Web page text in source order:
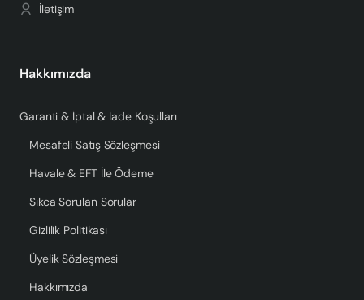
İletişim
Hakkımızda
Garanti & İptal & İade Koşulları
Mesafeli Satış Sözleşmesi
Havale & EFT İle Ödeme
Sıkca Sorulan Sorular
Gizlilik Politikası
Üyelik Sözleşmesi
Hakkımızda